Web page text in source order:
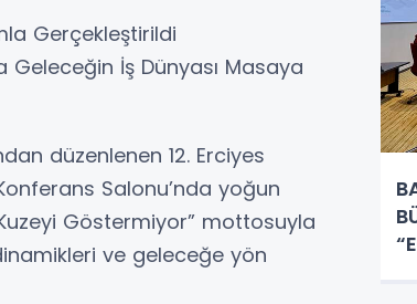
Gerçekleştirildi
Geleceğin İş Dünyası Masaya
düzenlenen 12. Erciyes
Salonu’nda yoğun
Kuzeyi Göstermiyor” mottosuyla
ve geleceğe yön